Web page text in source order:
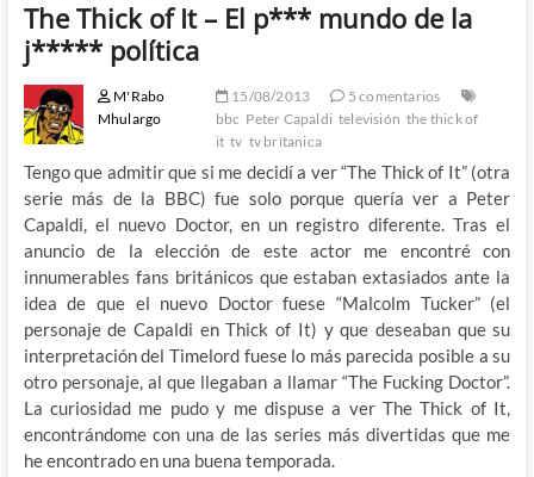
The Thick of It – El p*** mundo de la
j***** política
M'Rabo
Mhulargo
15/08/2013
5 comentarios
bbc Peter Capaldi televisión the thick of
it tv tv brítanica
Tengo que admitir que si me decidí a ver “The Thick of It” (otra
serie más de la BBC) fue solo porque quería ver a Peter
Capaldi, el nuevo Doctor, en un registro diferente. Tras el
anuncio de la elección de este actor me encontré con
innumerables fans británicos que estaban extasiados ante la
idea de que el nuevo Doctor fuese “Malcolm Tucker” (el
personaje de Capaldi en Thick of It) y que deseaban que su
interpretación del Timelord fuese lo más parecida posible a su
otro personaje, al que llegaban a llamar “The Fucking Doctor”.
La curiosidad me pudo y me dispuse a ver The Thick of It,
encontrándome con una de las series más divertidas que me
he encontrado en una buena temporada.